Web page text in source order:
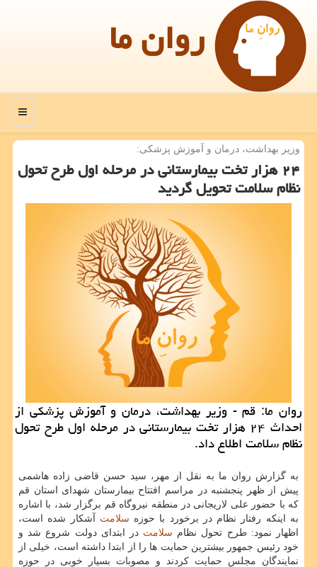
روان ما
منو
وزیر بهداشت، درمان و آموزش پزشكی:
۲۴ هزار تخت بیمارستانی در مرحله اول طرح تحول
نظام سلامت تحویل گردید
روان ما: قم - وزیر بهداشت، درمان و آموزش پزشكی از
احداث ۲۴ هزار تخت بیمارستانی در مرحله اول طرح تحول
نظام سلامت اطلاع داد.
به گزارش روان ما به نقل از مهر، سید حسن قاضی زاده هاشمی
پیش از ظهر پنجشنبه در مراسم افتتاح بیمارستان شهدای استان قم
كه با حضور علی لاریجانی در منطقه نیروگاه قم برگزار شد، با اشاره
به اینكه رفتار نظام در برخورد با حوزه سلامت آشكار شده است،
اظهار نمود: طرح تحول نظام سلامت در ابتدای دولت شروع شد و
خود رئیس جمهور بیشترین حمایت ها را از ابتدا داشته است، خیلی از
نمایندگان مجلس حمایت كردند و مصوبات بسیار خوبی در حوزه